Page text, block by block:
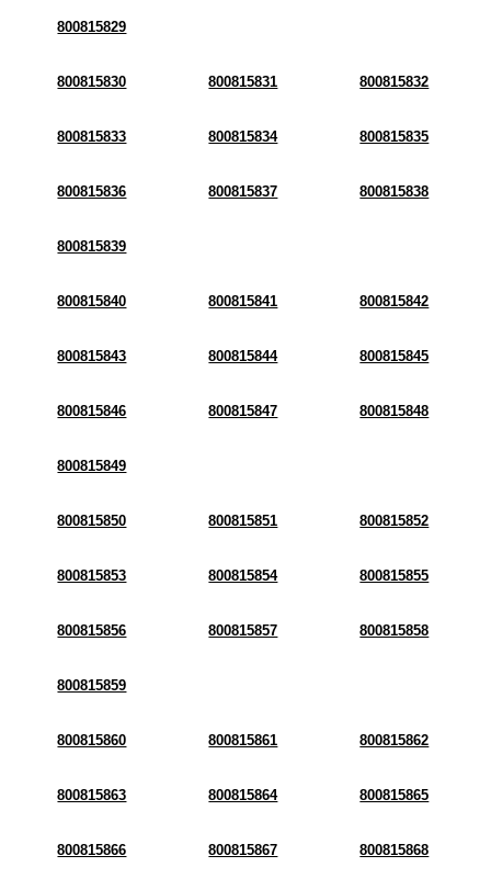
800815829
800815830 800815831 800815832
800815833 800815834 800815835
800815836 800815837 800815838
800815839
800815840 800815841 800815842
800815843 800815844 800815845
800815846 800815847 800815848
800815849
800815850 800815851 800815852
800815853 800815854 800815855
800815856 800815857 800815858
800815859
800815860 800815861 800815862
800815863 800815864 800815865
800815866 800815867 800815868